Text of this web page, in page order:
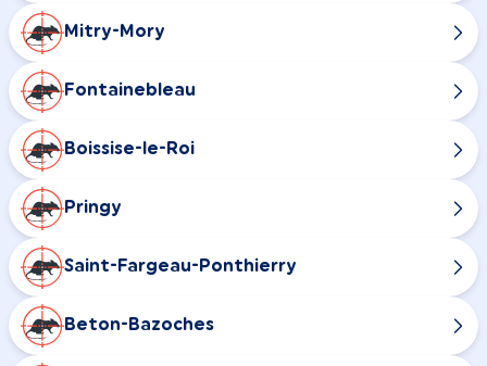
Mitry-Mory
Fontainebleau
Boissise-le-Roi
Pringy
Saint-Fargeau-Ponthierry
Beton-Bazoches